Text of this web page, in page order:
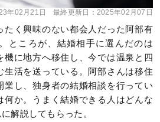
年02月21日 最終更新日： 2025年02月07日
たく興味のない都会人だった阿部有
ところが、結婚相手に選んだのは
機に地方へ移住し、今では温泉と四
生活を送っている。阿部さんは移住
業し、独身者の結婚相談を行ってい
何か。うまく結婚できる人はどんな
解説してもらった。